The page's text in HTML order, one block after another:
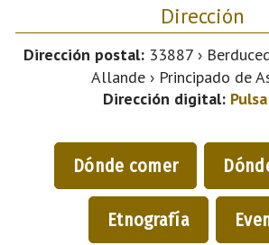
Dirección
Dirección postal: 33887 ›
Allande › Principado de
Dirección digital:
Dónde comer
Etnografía